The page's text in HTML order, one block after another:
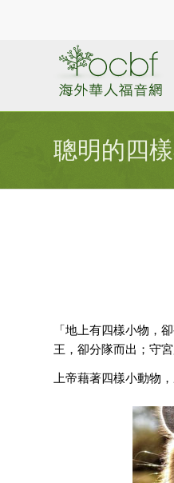
聰明的四
「地上有四樣小物，
王，卻分隊而出；守
上帝藉著四樣小動物